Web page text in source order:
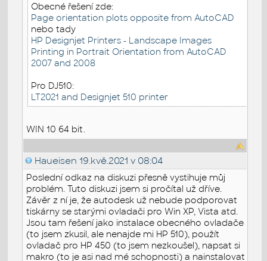
Obecné řešení zde:
Page orientation plots opposite from AutoCAD
nebo tady
HP Designjet Printers - Landscape Images
Printing in Portrait Orientation from AutoCAD
2007 and 2008
Pro DJ510:
LT2021 and Designjet 510 printer
WIN 10 64 bit.
Haueisen 19.kvě.2021 v 08:04
Poslední odkaz na diskuzi přesně vystihuje můj
problém. Tuto diskuzi jsem si pročítal už dříve.
Závěr z ní je, že autodesk už nebude podporovat
tiskárny se starými ovladači pro Win XP, Vista atd.
Jsou tam řešení jako instalace obecného ovladače
(to jsem zkusil, ale nenajde mi HP 510), použít
ovladač pro HP 450 (to jsem nezkoušel), napsat si
makro (to je asi nad mé schopnosti) a nainstalovat